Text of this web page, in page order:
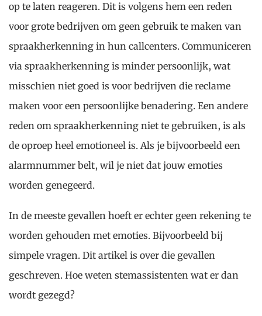
op te laten reageren. Dit is volgens hem een reden
voor grote bedrijven om geen gebruik te maken van
spraakherkenning in hun callcenters. Communiceren
via spraakherkenning is minder persoonlijk, wat
misschien niet goed is voor bedrijven die reclame
maken voor een persoonlijke benadering. Een andere
reden om spraakherkenning niet te gebruiken, is als
de oproep heel emotioneel is. Als je bijvoorbeeld een
alarmnummer belt, wil je niet dat jouw emoties
worden genegeerd.
In de meeste gevallen hoeft er echter geen rekening te
worden gehouden met emoties. Bijvoorbeeld bij
simpele vragen. Dit artikel is over die gevallen
geschreven. Hoe weten stemassistenten wat er dan
wordt gezegd?